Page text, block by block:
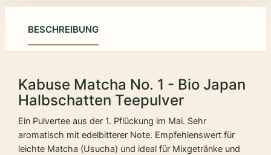
BESCHREIBUNG
Kabuse Matcha No. 1 - Bio Japan
Halbschatten Teepulver
Ein Pulvertee aus der 1. Pflückung im Mai. Sehr
aromatisch mit edelbitterer Note. Empfehlenswert für
leichte Matcha (Usucha) und ideal für Mixgetränke und